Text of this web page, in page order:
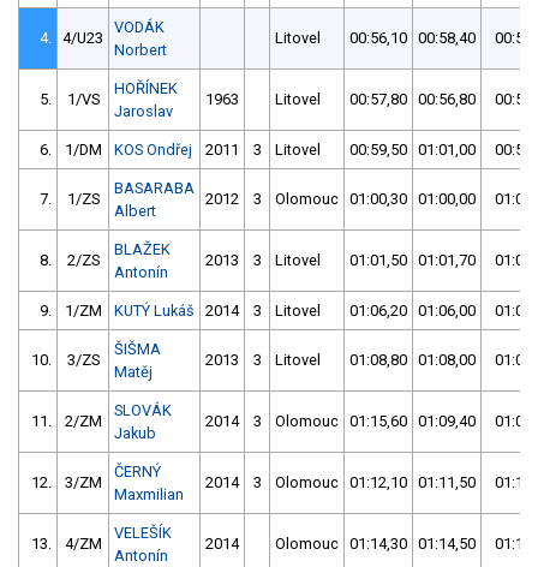
4. 4/U23
VODÁK
Norbert
Litovel 00:56,10 00:58,40
5. 1/VS
HOŘÍNEK
Jaroslav
1963 Litovel 00:57,80 00:56,80
6. 1/DM KOS Ondřej 2011 3 Litovel 00:59,50 01:01,00
7. 1/ZS
BASARABA
Albert
2012 3 Olomouc 01:00,30 01:00,00
8. 2/ZS
BLAŽEK
Antonín
2013 3 Litovel 01:01,50 01:01,70
9. 1/ZM KUTÝ Lukáš 2014 3 Litovel 01:06,20 01:06,00
10. 3/ZS
ŠIŠMA
Matěj
2013 3 Litovel 01:08,80 01:08,00
11. 2/ZM
SLOVÁK
Jakub
2014 3 Olomouc 01:15,60 01:09,40
12. 3/ZM
ČERNÝ
Maxmilian
2014 3 Olomouc 01:12,10 01:11,50
13. 4/ZM
VELEŠÍK
Antonín
2014 Olomouc 01:14,30 01:14,50